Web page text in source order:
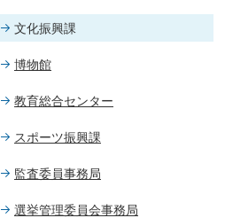
文化振興課
博物館
教育総合センター
スポーツ振興課
監査委員事務局
選挙管理委員会事務局